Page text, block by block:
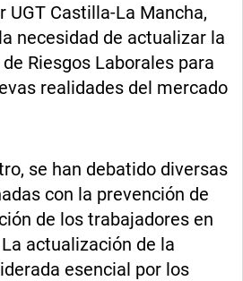
UGT Castilla-La Mancha,
necesidad de actualizar la
Riesgos Laborales para
realidades del mercado
se han debatido diversas
con la prevención de
de los trabajadores en
actualización de la
esencial por los